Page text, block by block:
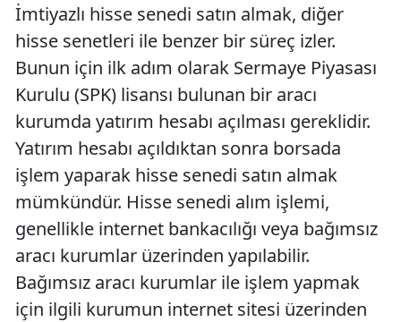
İmtiyazlı hisse senedi satın almak, diğer
hisse senetleri ile benzer bir süreç izler.
Bunun için ilk adım olarak Sermaye Piyasası
Kurulu (SPK) lisansı bulunan bir aracı
kurumda yatırım hesabı açılması gereklidir.
Yatırım hesabı açıldıktan sonra borsada
işlem yaparak hisse senedi satın almak
mümkündür. Hisse senedi alım işlemi,
genellikle internet bankacılığı veya bağımsız
aracı kurumlar üzerinden yapılabilir.
Bağımsız aracı kurumlar ile işlem yapmak
için ilgili kurumun internet sitesi üzerinden